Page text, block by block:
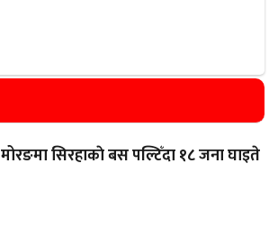
मोरङमा सिरहाकाे बस पल्टिँदा १८ जना घाइते